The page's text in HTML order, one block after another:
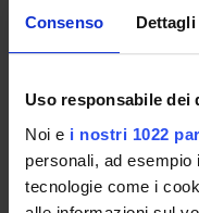
Consenso Dettagli
Uso responsabile dei
Noi e i nostri 1022
personali, ad
tecnologie come i
Associate Professor
Associate Professor
Romagnani Gian Paolo
Full Professor
Rossi Mariaclara